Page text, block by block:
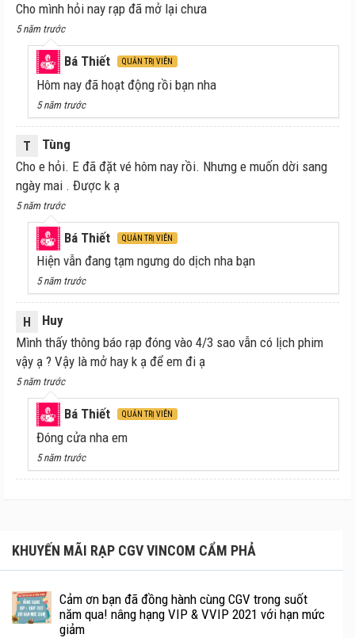
Cho mình hỏi nay rạp đã mở lại chưa
5 năm trước
Bá Thiết QUẢN TRỊ VIÊN
Hôm nay đã hoạt động rồi bạn nha
5 năm trước
T
Tùng
Cho e hỏi. E đã đặt vé hôm nay rồi. Nhưng e muốn dời sang
ngày mai . Được k ạ
5 năm trước
Bá Thiết QUẢN TRỊ VIÊN
Hiện vẫn đang tạm ngưng do dịch nha bạn
5 năm trước
H
Huy
Mình thấy thông báo rạp đóng vào 4/3 sao vẫn có lịch phim
vậy ạ ? Vậy là mở hay k ạ để em đi ạ
5 năm trước
Bá Thiết QUẢN TRỊ VIÊN
Đóng cửa nha em
5 năm trước
KHUYẾN MÃI RẠP CGV VINCOM CẨM PHẢ
Cảm ơn bạn đã đồng hành cùng CGV trong suốt
năm qua! nâng hạng VIP & VVIP 2021 với hạn mức
giảm